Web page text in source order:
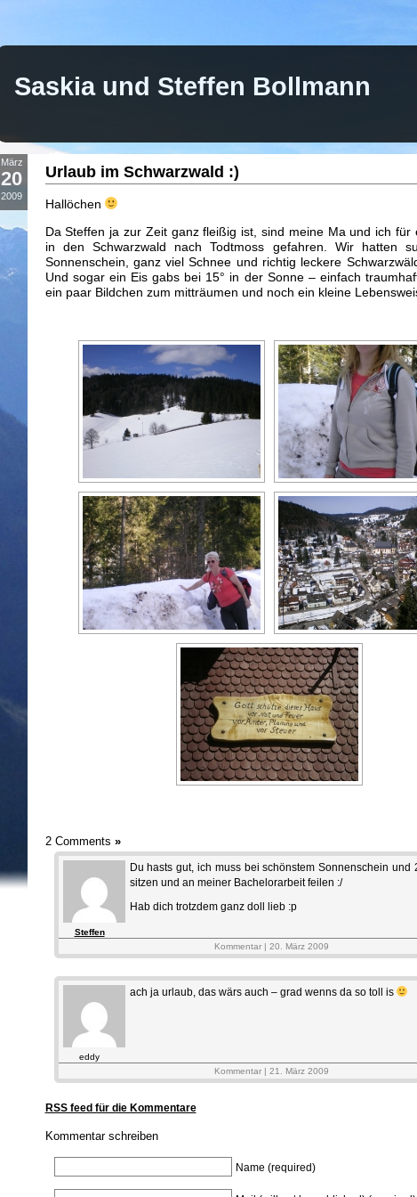
Saskia und Steffen Bollmann
März
20
2009
Urlaub im Schwarzwald :)
Hallöchen
Da Steffen ja zur Zeit ganz fleißig ist, sind meine Ma und ich für
in den Schwarzwald nach Todtmoss gefahren. Wir hatten
Sonnenschein, ganz viel Schnee und richtig leckere
Und sogar ein Eis gabs bei 15° in der Sonne – einfach
ein paar Bildchen zum mitträumen und noch ein kleine
2 Comments »
Steffen
Du hasts gut, ich muss bei schönstem Sonnenschein und
sitzen und an meiner Bachelorarbeit feilen :/
Hab dich trotzdem ganz doll lieb :p
Kommentar | 20. März 2009
eddy
ach ja urlaub, das wärs auch – grad wenns da so toll is
Kommentar | 21. März 2009
RSS feed für die Kommentare
Kommentar schreiben
Name (required)